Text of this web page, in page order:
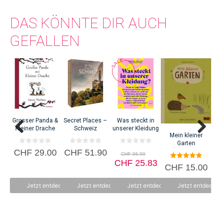
DAS KÖNNTE DIR AUCH
GEFALLEN
Grosser Panda &
Kleiner Drache
0
v
CHF29.00
Jetzt entdecken
Secret Places –
Schweiz
0
v
CHF51.90
Jetzt entdecken
Was steckt in
unserer Kleidung
v
o
n
CHF36.90
Ursprünglicher
Preis
war:
CHF 36.90
CHF25.83Aktueller
Preis
ist:
CHF 25.83.
Jetzt entdecken
Mein kleiner
Garten
5.00
von 5
CHF15.00
Jetzt